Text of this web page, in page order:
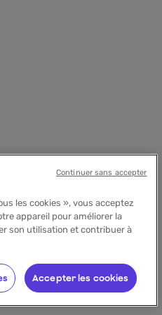
les cookies », vous acceptez
appareil pour améliorer la
son utilisation et contribuer à
Accepter les cookies
Continuer sans accepter